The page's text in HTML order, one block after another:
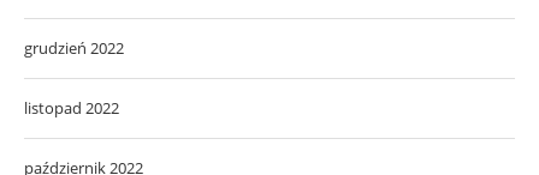
grudzień 2022
listopad 2022
październik 2022